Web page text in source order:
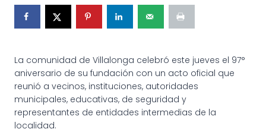
La comunidad de Villalonga celebró este jueves el 97°
aniversario de su fundación con un acto oficial que
reunió a vecinos, instituciones, autoridades
municipales, educativas, de seguridad y
representantes de entidades intermedias de la
localidad.